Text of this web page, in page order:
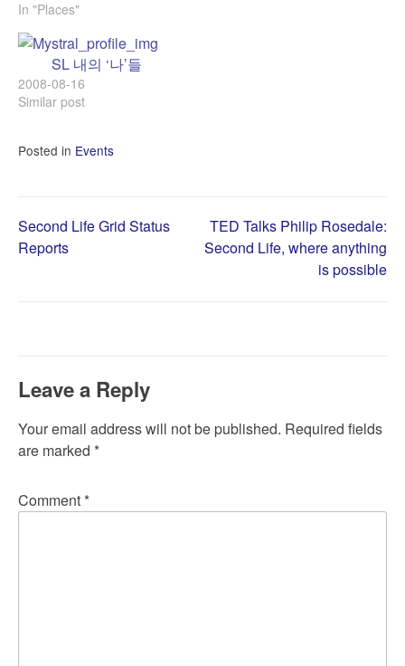
In "Places"
SL 내의 ‘나’들
2008-08-16
Similar post
Posted in Events
Post
Second Life Grid Status
Reports
TED Talks Philip Rosedale:
Second Life, where anything
is possible
Leave a Reply
Your email address will not be published. Required fields
are marked *
Comment *